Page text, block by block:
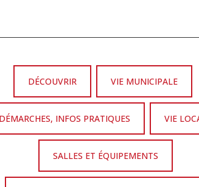
DÉCOUVRIR VIE MUNICIPALE
DÉMARCHES, INFOS PRATIQUES VIE
SALLES ET ÉQUIPEMENTS